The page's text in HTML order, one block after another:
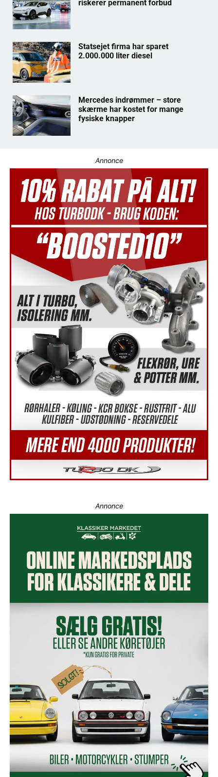
riskerer permanent forbud
Statsejet firma har sparet
2.000.000 liter diesel
Mercedes indrømmer – store
skærme har kostet for mange
fysiske knapper
Annonce
Annonce